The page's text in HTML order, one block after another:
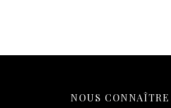
NOUS CONNAÎTRE